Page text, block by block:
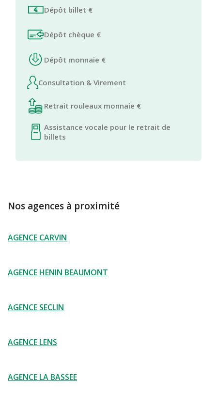
Dépôt billet €
Dépôt chèque €
Dépôt monnaie €
Consultation & Virement
Retrait rouleaux monnaie €
Assistance vocale pour le retrait de
billets
Nos agences à proximité
AGENCE CARVIN
AGENCE HENIN BEAUMONT
AGENCE SECLIN
AGENCE LENS
AGENCE LA BASSEE